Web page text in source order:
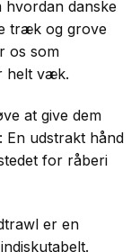
hvordan danske
træk og grove
os som
helt væk.
at give dem
En udstrakt hånd
for råberi
er en